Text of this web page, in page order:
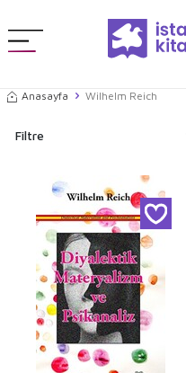
Anasayfa Wilhelm Reich
Filtre